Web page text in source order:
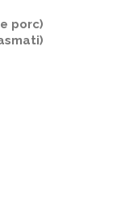
porc)